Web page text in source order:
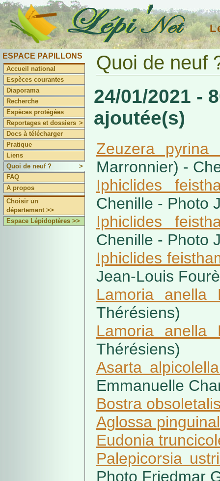
ESPACE PAPILLONS
Accueil national
Espèces courantes
Diaporama
Recherche
Espèces protégées
Reportages et dossiers >
Docs à télécharger
Pratique
Liens
Quoi de neuf ?
>
FAQ
A propos
Choisir un
département >>
Espace Lépidoptères >>
Quoi de neuf
24/01/2021 -
ajoutée(s)
Zeuzera pyrina
Marronnier) -
Iphiclides
Chenille - Photo
Iphiclides
Chenille - Photo
Iphiclides
Jean-Louis
Lamoria
Thérésiens)
Lamoria
Thérésiens)
Asarta
Emmanuelle
Bostra
Aglossa
Eudonia
Palepicorsia
Photo Friedmar